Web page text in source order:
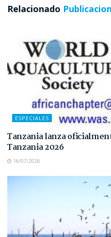
Relacionado
ESPECIALES
Tanzania lanza
Tanzania 2026
16/07/2026